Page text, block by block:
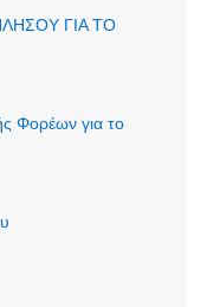
ΓΙΑ ΤΟ
Φορέων για το